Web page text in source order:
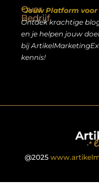
Over
Bedrijf
“Jouw Platform
Ontdek krachtige
en je helpen jouw
bij
kennis!
@2025